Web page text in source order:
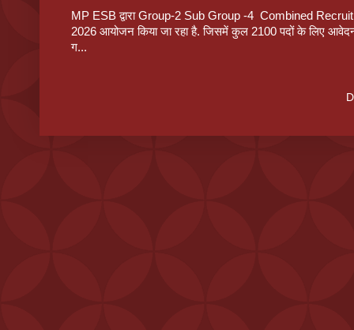
MP ESB द्वारा Group-2 Sub Group -4 Combined
2026 आयोजन किया जा रहा है. जिसमें कुल 2100 पदों के लिए
ग...